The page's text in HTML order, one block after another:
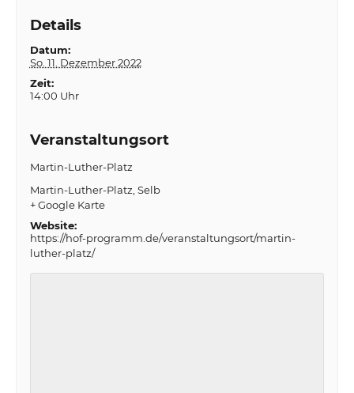
Details
Datum:
So. 11. Dezember 2022
Zeit:
14:00 Uhr
Veranstaltungsort
Martin-Luther-Platz
Martin-Luther-Platz Selb
+ Google Karte
Website:
https://hof-programm.de/veranstaltungsort/martin-
luther-platz/